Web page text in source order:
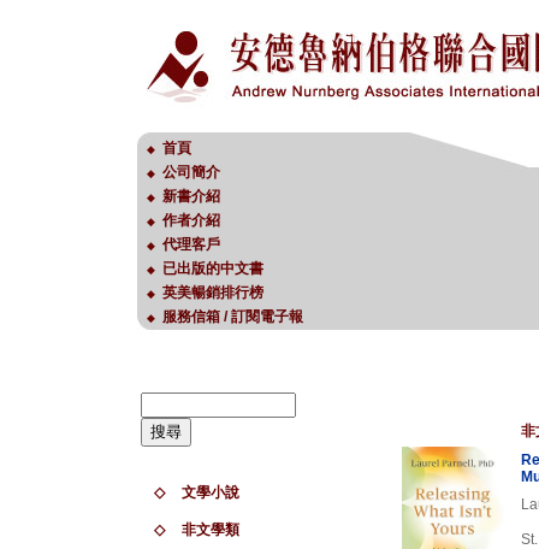
◆ 首頁
◆ 公司簡介
◆ 新書介紹
◆ 作者介紹
◆ 代理客戶
◆ 已出版的中文書
◆ 英美暢銷排行榜
◆ 服務信箱 / 訂閱電子報
◇ 文學小說
◇ 非文學類
非